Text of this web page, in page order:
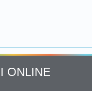
ONLINE